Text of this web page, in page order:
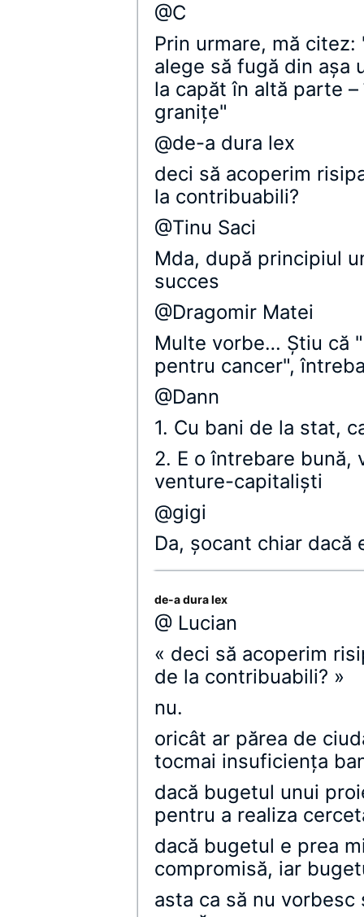
@C
Prin urmare, mă
alege să fugă din aşa
la capăt în altă parte
graniţe"
@de-a dura lex
deci să acoperim
la contribuabili?
@Tinu Saci
Mda, după principiul
succes
@Dragomir Matei
Multe vorbe… Știu că
pentru cancer",
@Dann
1. Cu bani de la stat,
2. E o întrebare bună,
venture-capitalişti
@gigi
Da, şocant chiar
de-a dura lex
@ Lucian
« deci să acoperim
de la contribuabili? »
nu.
oricât ar părea de
tocmai insuficienţa
dacă bugetul unui
pentru a realiza
dacă bugetul e prea
compromisă, iar
asta ca să nu